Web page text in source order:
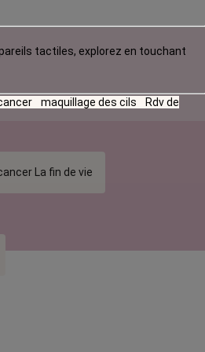
La fin de vie
tactiles, explorez en touchant
maquillage des cils
Rdv de